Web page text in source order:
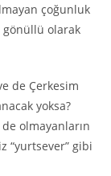
çoğunluk
gönüllü olarak
de Çerkesim
yoksa?
de olmayanların
“yurtsever” gibi